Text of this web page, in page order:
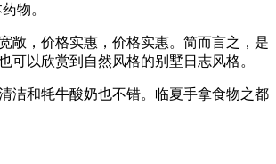
物。
敞，价格实惠，价格实惠。简而言之，是
以欣赏到自然风格的别墅日志风格。
洁和牦牛酸奶也不错。临夏手拿食物之都